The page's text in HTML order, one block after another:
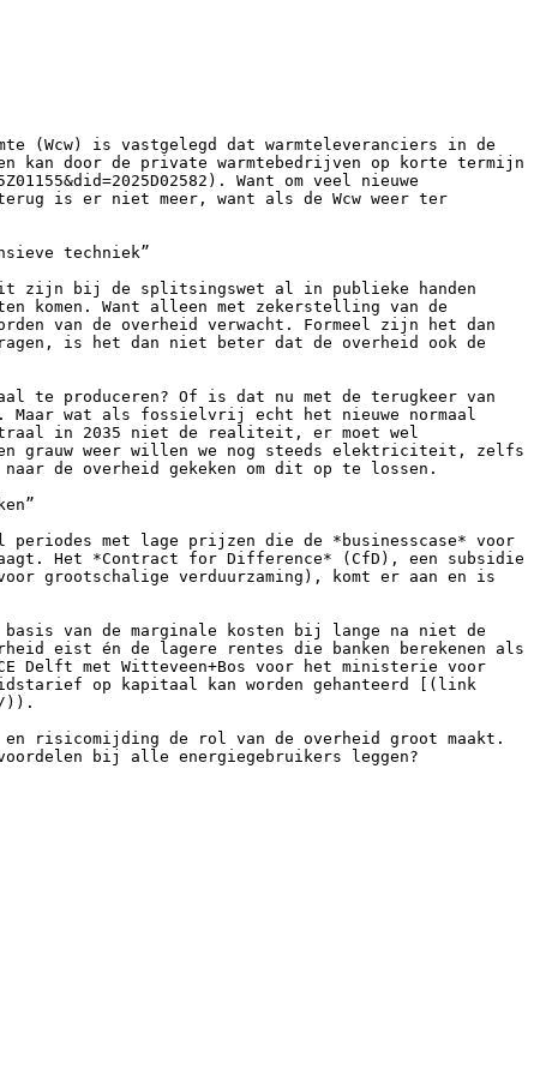
(Wcw) is vastgelegd dat warmteleveranciers in de
kan door de private warmtebedrijven op korte termijn
Want om veel nieuwe
is er niet meer, want als de Wcw weer ter
techniek”
zijn bij de splitsingswet al in publieke handen
komen. Want alleen met zekerstelling van de
van de overheid verwacht. Formeel zijn het dan
is het dan niet beter dat de overheid ook de
te produceren? Of is dat nu met de terugkeer van
Maar wat als fossielvrij echt het nieuwe normaal
in 2035 niet de realiteit, er moet wel
grauw weer willen we nog steeds elektriciteit, zelfs
de overheid gekeken om dit op te lossen.
met lage prijzen die de *businesscase* voor
Het *Contract for Difference* (CfD), een subsidie
grootschalige verduurzaming), komt er aan en is
van de marginale kosten bij lange na niet de
eist én de lagere rentes die banken berekenen als
Delft met Witteveen+Bos voor het ministerie voor
op kapitaal kan worden gehanteerd [(link
)).
en risicomijding de rol van de overheid groot maakt.